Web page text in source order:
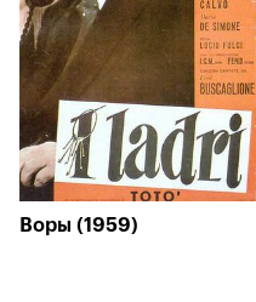
Воры (1959)